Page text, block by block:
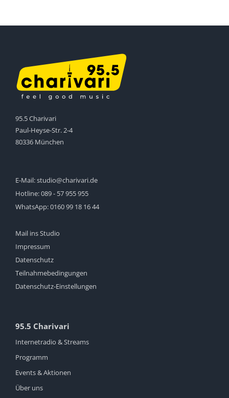
95.5 Charivari
Paul-Heyse-Str. 2-4
80336 München
E-Mail:studio@charivari.de
Hotline:089 - 57 955 955
WhatsApp:0160 99 18 16 44
Mail ins Studio
Impressum
Datenschutz
Teilnahmebedingungen
Datenschutz-Einstellungen
95.5 Charivari
Internetradio & Streams
Programm
Events & Aktionen
Über uns